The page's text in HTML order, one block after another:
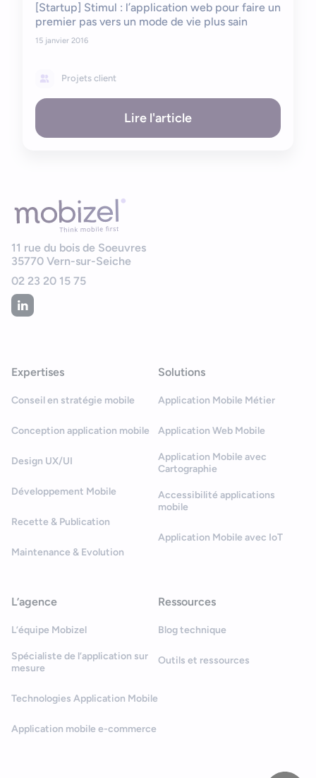
[Startup] Stimul : l’application web pour faire un
premier pas vers un mode de vie plus sain
15 janvier 2016
Projets client
Lire l'article
11 rue du bois de Soeuvres
35770 Vern-sur-Seiche
02 23 20 15 75
Expertises
Conseil en stratégie mobile
Conception application mobile
Design UX/UI
Développement Mobile
Recette & Publication
Maintenance & Evolution
Solutions
Application Mobile Métier
Application Web Mobile
Application Mobile avec
Cartographie
Accessibilité applications
mobile
Application Mobile avec IoT
L’agence
L’équipe Mobizel
Spécialiste de l’application sur
mesure
Technologies Application Mobile
Application mobile e-commerce
Ressources
Blog technique
Outils et ressources